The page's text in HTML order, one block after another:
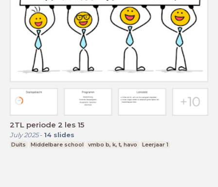
2TL periode 2 les 15
July 2025- 14 slides
Duits Middelbare school vmbo b, k, t, havo Leerjaar 1